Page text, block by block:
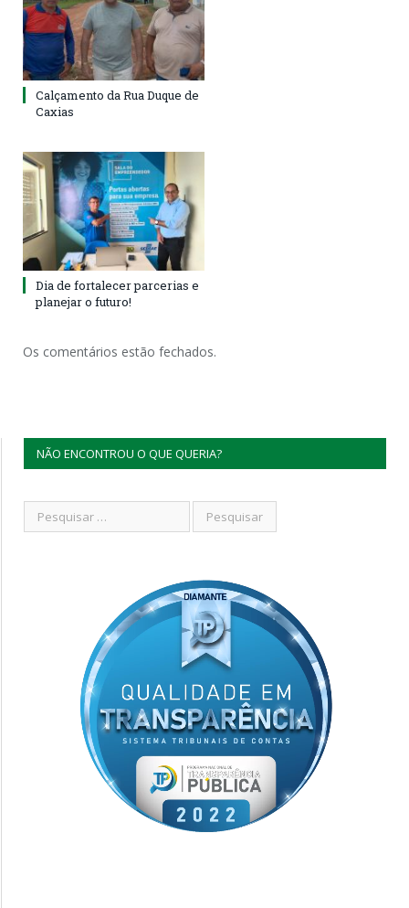
Calçamento da Rua Duque de
Caxias
Dia de fortalecer parcerias e
planejar o futuro!
Os comentários estão fechados.
NÃO ENCONTROU O QUE QUERIA?